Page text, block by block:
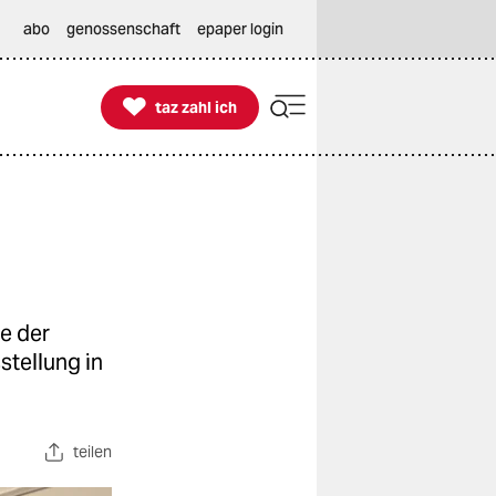
abo genossenschaft epaper login

taz zahl ich
taz zahl ich
der
in
teilen